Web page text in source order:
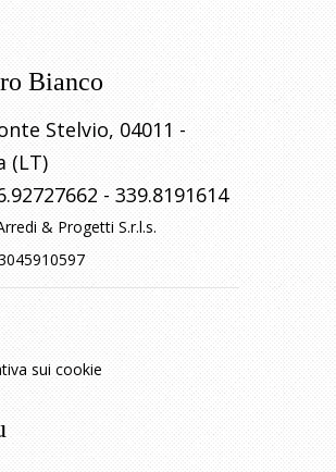
Bianco
Stelvio, 04011 -
(LT)
- 339.8191614
& Progetti S.r.l.s.
sui cookie